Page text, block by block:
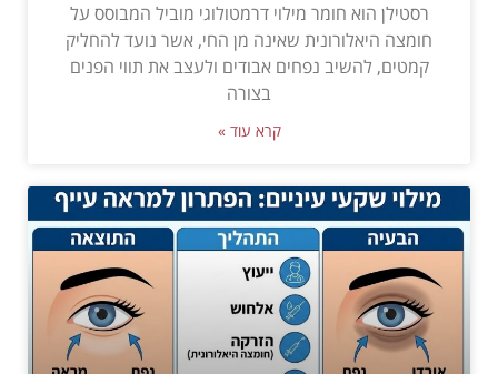
רסטילן הוא חומר מילוי דרמטולוגי מוביל המבוסס על
חומצה היאלורונית שאינה מן החי, אשר נועד להחליק
קמטים, להשיב נפחים אבודים ולעצב את תווי הפנים
בצורה
קרא עוד »